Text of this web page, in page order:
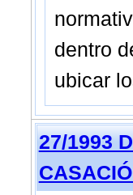
dentro
ubicar
27/1993